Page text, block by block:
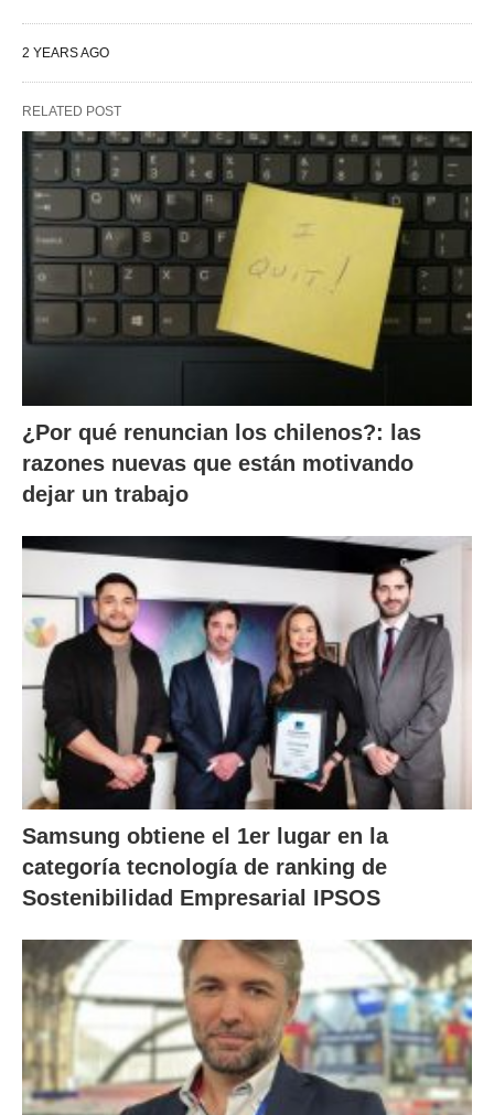
2 YEARS AGO
RELATED POST
¿Por qué renuncian los chilenos?: las
razones nuevas que están motivando
dejar un trabajo
Samsung obtiene el 1er lugar en la
categoría tecnología de ranking de
Sostenibilidad Empresarial IPSOS